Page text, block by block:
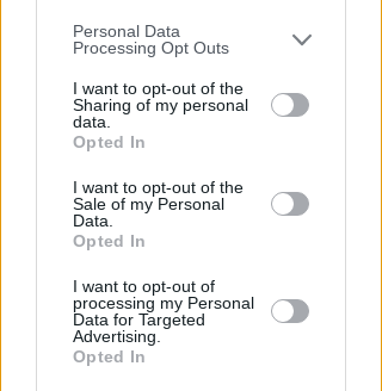
You may separately opt-out of the further
disclosure of your personal information
by third parties on the IAB’s list of
downstream participants.
by us to third parties on the IAB’s List of
Downstream Participants that may
further disclose it to other third parties.
Personal Data
Processing Opt Outs
I want to opt-out of the
Sharing of my personal
data.
Opted In
I want to opt-out of the
Sale of my Personal
Data.
Opted In
I want to opt-out of
processing my Personal
Data for Targeted
Advertising.
Opted In
APPROVATO DAL CDA
di IEG, stime al rialzo per
l'esercizio 2026
Redazione